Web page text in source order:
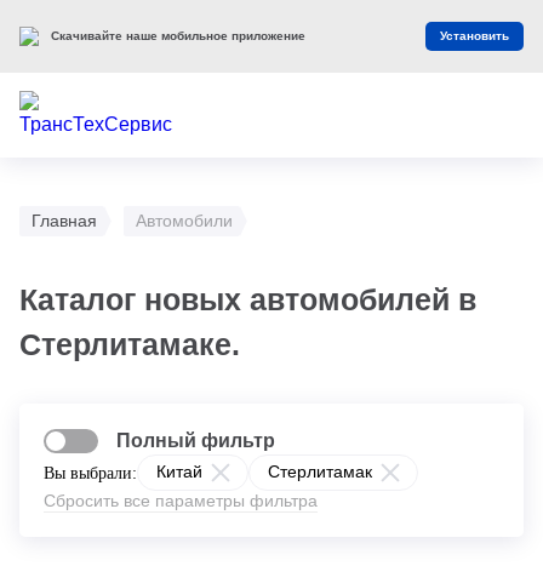
Главная Автомобили
Каталог новых автомобилей в
Стерлитамаке.
Вы выбрали: Китай
Стерлитамак
Сбросить все параметры фильтра
Полный фильтр
Скачивайте наше мобильное приложение Установить